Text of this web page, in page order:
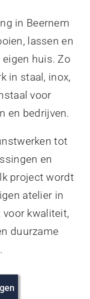
in Beernem
lassen en
huis. Zo
in staal, inox,
voor
en bedrijven.
tot
en
project wordt
atelier in
voor kwaliteit,
duurzame